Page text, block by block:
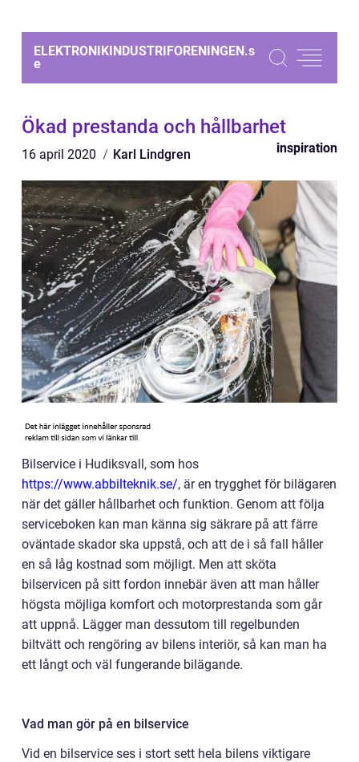
ELEKTRONIKINDUSTRIFORENINGEN.s
e
Ökad prestanda och hållbarhet
16 april 2020 Karl Lindgren inspiration
Bilservice i Hudiksvall, som hos
https://www.abbilteknik.se/, är en trygghet för bilägaren
när det gäller hållbarhet och funktion. Genom att följa
serviceboken kan man känna sig säkrare på att färre
oväntade skador ska uppstå, och att de i så fall håller
en så låg kostnad som möjligt. Men att sköta
bilservicen på sitt fordon innebär även att man håller
högsta möjliga komfort och motorprestanda som går
att uppnå. Lägger man dessutom till regelbunden
biltvätt och rengöring av bilens interiör, så kan man ha
ett långt och väl fungerande bilägande.
Vad man gör på en bilservice
Vid en bilservice ses i stort sett hela bilens viktigare